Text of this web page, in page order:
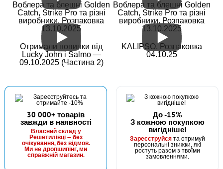
Воблера та блешні Golden
Catch, Strike Pro та різні
виробники. Розпаковка
13.10.2025
Воблера та блешні Golden
Catch, Strike Pro та різні
виробники. Розпаковка
13.10.2025
Отримали новинки від
Lucky John і Salmo —
09.10.2025 (Частина 2)
KALIPSO. Розпаковка
04.10.25
30 000+ товарів
завжди в наявності
Власний склад у
Решетилівці — без
очікування, без відмов.
Ми не дропшипінг, ми
справжній магазин.
До -15%
З кожною покупкою
вигідніше!
Зареєструйсята отримуй
персональні знижки, які
ростуть разом з твоїми
замовленнями.